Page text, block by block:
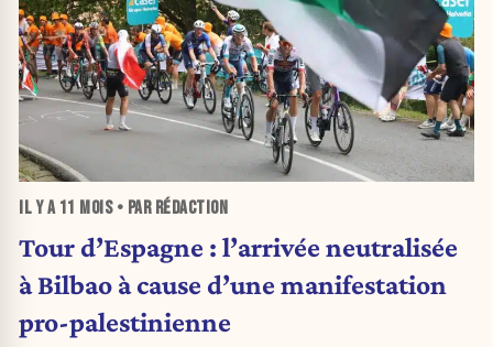
IL Y A 11 MOIS• PAR RÉDACTION
Tour d’Espagne : l’arrivée neutralisée
à Bilbao à cause d’une manifestation
pro-palestinienne